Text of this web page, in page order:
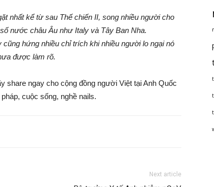
nhất kể từ sau Thế chiến II, song nhiều người cho
nước châu Âu như Italy và Tây Ban Nha.
hứng nhiều chỉ trích khi nhiều người lo ngại nó
được làm rõ.
share ngay cho cộng đồng người Việt tại Anh Quốc
cuộc sống, nghề nails.
Next article